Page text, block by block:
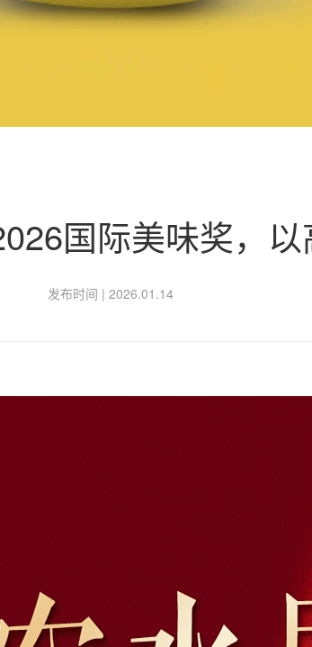
国际美味奖，
发布时间 | 2026.01.14